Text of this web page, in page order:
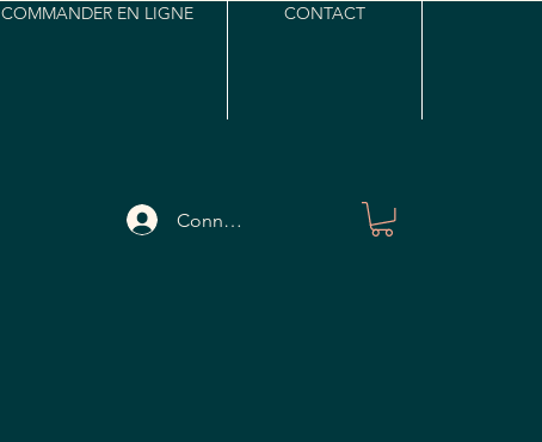
COMMANDER EN LIGNE CONTACT
Connexion